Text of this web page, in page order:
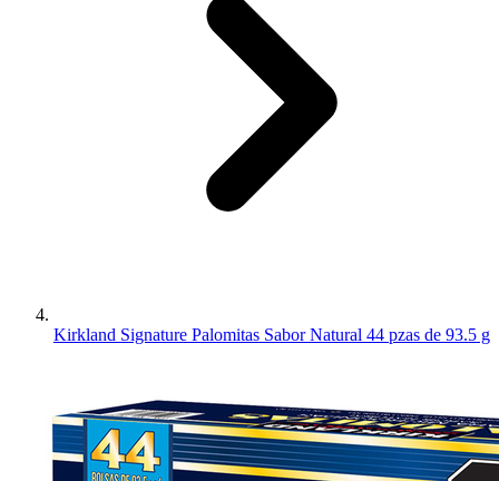
Kirkland Signature Palomitas Sabor Natural 44 pzas de 93.5 g